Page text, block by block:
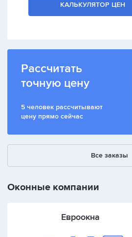
КАЛЬКУЛЯТОР ЦЕН
Рассчитать
точную цену
5 человек рассчитывают
цену прямо сейчас
Все заказы
Оконные компании
Евроокна